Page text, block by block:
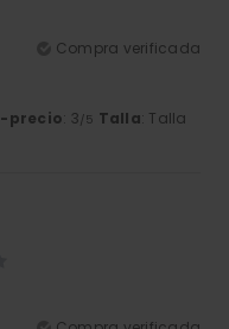
Compra verificada
precio: 3/5 Talla: Talla